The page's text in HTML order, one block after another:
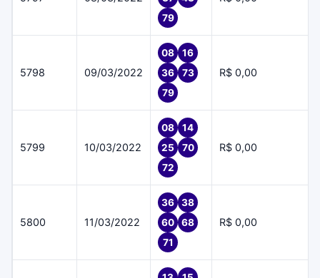
79
5798 09/03/2022
08
16
36
73
79
R$ 0,00
5799 10/03/2022
08
14
25
70
72
R$ 0,00
5800 11/03/2022
36
38
60
68
71
R$ 0,00